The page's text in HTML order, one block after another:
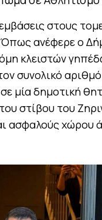
στους
ανέφερε ο
κλειστών
συνολικό
μία δημοτική
στίβου του
ασφαλούς χώρου